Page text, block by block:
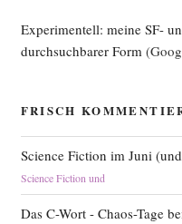
Experimentell: meine SF-
durchsuchbarer Form
FRISCH
Science Fiction im Juni
Science Fiction und
Das C-Wort - Chaos-Tage